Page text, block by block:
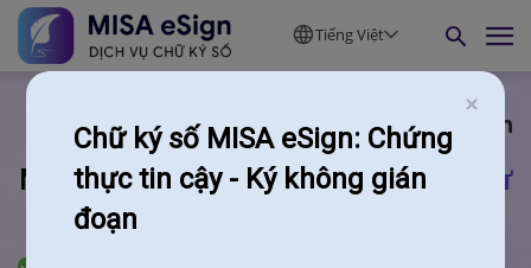
Tiếng Việt
MISA eSign
MISA ESIGNPhần mềm chữ ký số từ
Chữ ký số MISA eSign: Chứng
thực tin cậy - Ký không gián
đoạn